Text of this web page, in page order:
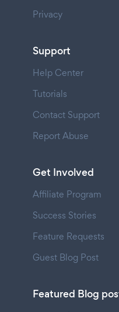
Privacy
Support
Help Center
Tutorials
Contact Support
Report Abuse
Get Involved
Affiliate Program
Success Stories
Feature Requests
Guest Blog Post
Featured Blog